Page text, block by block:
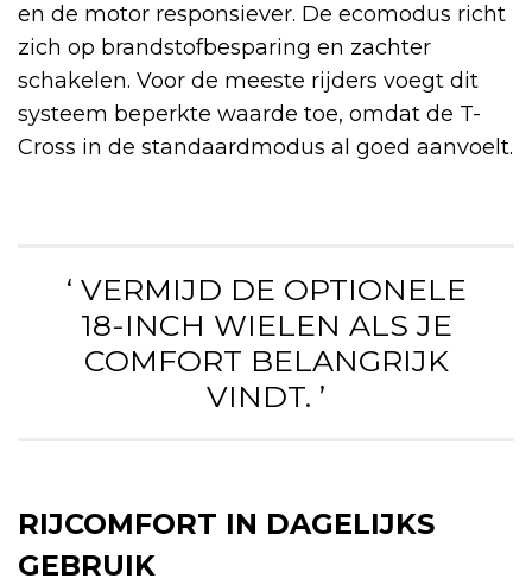
en de motor responsiever. De ecomodus richt
zich op brandstofbesparing en zachter
schakelen. Voor de meeste rijders voegt dit
systeem beperkte waarde toe, omdat de T-
Cross in de standaardmodus al goed aanvoelt.
‘ VERMIJD DE OPTIONELE
18-INCH WIELEN ALS JE
COMFORT BELANGRIJK
VINDT. ’
RIJCOMFORT IN DAGELIJKS
GEBRUIK